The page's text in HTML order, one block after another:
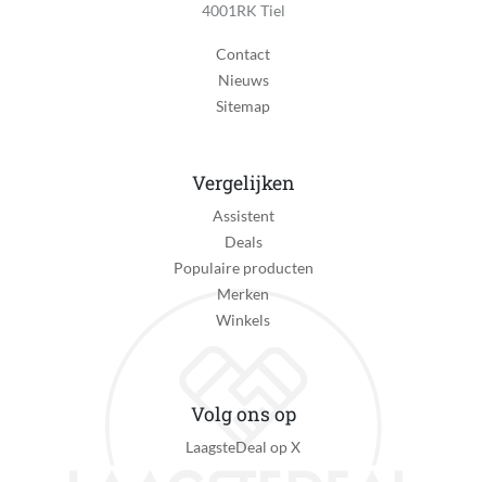
4001RK Tiel
Contact
Nieuws
Sitemap
Vergelijken
Assistent
Deals
Populaire producten
Merken
Winkels
Volg ons op
LaagsteDeal op X